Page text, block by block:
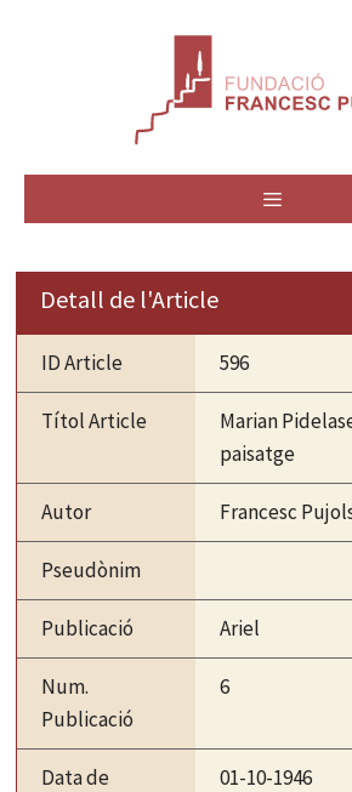
Detall de l'Article
ID Article 596
Títol Article
Marian
paisatge
Autor Francesc
Pseudònim
Publicació Ariel
Num.
Publicació
6
Data de
01-10-1946